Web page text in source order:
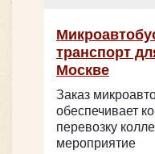
транспорт
Москве
Заказ
обеспечивает
перевозку
мероприятие